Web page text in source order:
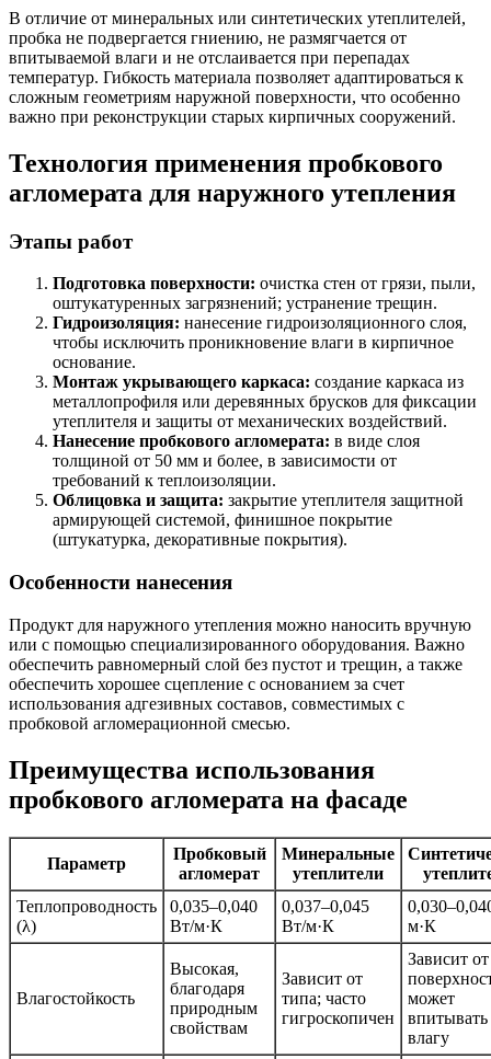
В отличие от минеральных или синтетических утеплителей,
пробка не подвергается гниению, не размягчается от
впитываемой влаги и не отслаивается при перепадах
температур. Гибкость материала позволяет адаптироваться к
сложным геометриям наружной поверхности, что особенно
важно при реконструкции старых кирпичных сооружений.
Технология применения пробкового
агломерата для наружного утепления
Этапы работ
Подготовка поверхности: очистка стен от грязи, пыли,
оштукатуренных загрязнений; устранение трещин.
Гидроизоляция: нанесение гидроизоляционного слоя,
чтобы исключить проникновение влаги в кирпичное
основание.
Монтаж укрывающего каркаса: создание каркаса из
металлопрофиля или деревянных брусков для фиксации
утеплителя и защиты от механических воздействий.
Нанесение пробкового агломерата: в виде слоя
толщиной от 50 мм и более, в зависимости от
требований к теплоизоляции.
Облицовка и защита: закрытие утеплителя защитной
армирующей системой, финишное покрытие
(штукатурка, декоративные покрытия).
Особенности нанесения
Продукт для наружного утепления можно наносить вручную
или с помощью специализированного оборудования. Важно
обеспечить равномерный слой без пустот и трещин, а также
обеспечить хорошее сцепление с основанием за счет
использования адгезивных составов, совместимых с
пробковой агломерационной смесью.
Преимущества использования
пробкового агломерата на фасаде
Параметр
Пробковый
агломерат
Минеральные
утеплители
Теплопроводность
(λ)
0,035–0,040
Вт/м·К
0,037–0,045
Вт/м·К
м·К
Влагостойкость
Высокая,
благодаря
природным
свойствам
Зависит от
типа; часто
гигроскопичен
Зависит от
может
впитывать
влагу